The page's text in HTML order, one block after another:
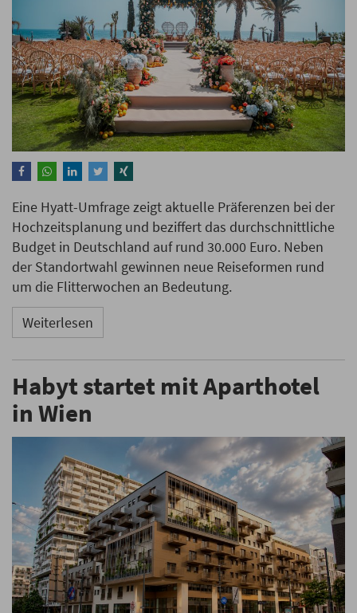
Eine Hyatt-Umfrage zeigt aktuelle Präferenzen bei der
Hochzeitsplanung und beziffert das durchschnittliche
Budget in Deutschland auf rund 30.000 Euro. Neben
der Standortwahl gewinnen neue Reiseformen rund
um die Flitterwochen an Bedeutung.
Weiterlesen
Habyt startet mit Aparthotel
in Wien